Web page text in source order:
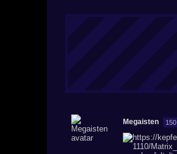
Megaisten 150